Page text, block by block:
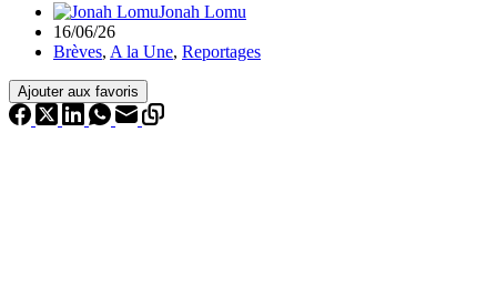
Jonah Lomu
16/06/26
Brèves, A la Une, Reportages
Ajouter aux favoris